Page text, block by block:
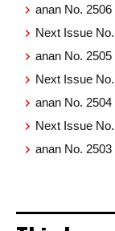
anan No.
Next Issue
anan No.
Next Issue
anan No.
Next Issue
anan No.